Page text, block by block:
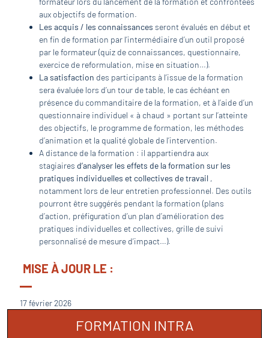
aux objectifs de formation.
Les acquis / les connaissances seront évalués en début et
en fin de formation par l’intermédiaire d’un outil proposé
par le formateur (quiz de connaissances, questionnaire,
exercice de reformulation, mise en situation…).
La satisfaction des participants à l’issue de la formation
sera évaluée lors d’un tour de table, le cas échéant en
présence du commanditaire de la formation, et à l’aide d’un
questionnaire individuel « à chaud » portant sur l’atteinte
des objectifs, le programme de formation, les méthodes
d’animation et la qualité globale de l’intervention.
A distance de la formation : il appartiendra aux
stagiaires d’analyser les effets de la formation sur les
pratiques individuelles et collectives de travail ,
notamment lors de leur entretien professionnel. Des outils
pourront être suggérés pendant la formation (plans
d’action, préfiguration d’un plan d’amélioration des
pratiques individuelles et collectives, grille de suivi
personnalisé de mesure d’impact…).
MISE À JOUR LE :
17 février 2026
FORMATION INTRA